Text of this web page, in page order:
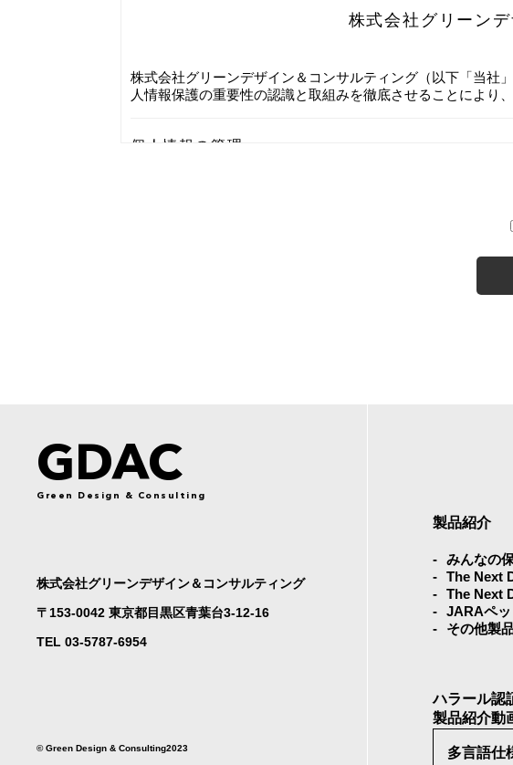
株式会社グリーン
株式会社グリーンデザイン＆コンサルティング（以下「当社
人情報保護の重要性の認識と取組みを徹底させることにより
個人情報の管理
ティシステムの維持・管理体制の整備・社員教育の徹底
当社は、お客さまよりお預かりした個人情報を適切に管
お客さまの同意がある場合
法令に基づき開示することが必要である場合
個人情報の安全対策
ご本人の照会お客さまがご本人の個人情報の照会・修正
す。
GDAC
Green Design & Consulting
株式会社グリーンデザイン＆コンサルティング
〒153-0042 東京都目黒区青葉台3-12-16
TEL 03-5787-6954
©︎ Green Design & Consulting2023
製品紹介
みんなの
The Next
The Next
JARAペ
その他製
ハラール認
製品紹介動
多言語仕